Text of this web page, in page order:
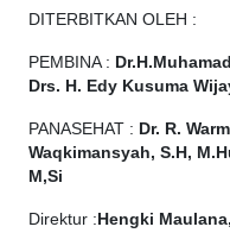
DITERBITKAN OLEH :
PEMBINA : Dr.H.Muhamad
Drs. H. Edy Kusuma
PANASEHAT : Dr. R.
Waqkimansyah, S.H,
M,Si
Direktur : Hengki